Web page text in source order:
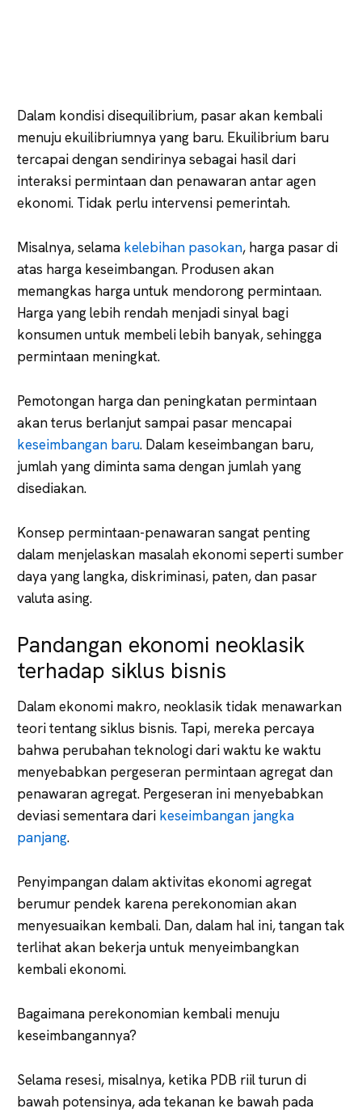
Dalam kondisi disequilibrium, pasar akan kembali
menuju ekuilibriumnya yang baru. Ekuilibrium baru
tercapai dengan sendirinya sebagai hasil dari
interaksi permintaan dan penawaran antar agen
ekonomi. Tidak perlu intervensi pemerintah.
Misalnya, selama kelebihan pasokan, harga pasar di
atas harga keseimbangan. Produsen akan
memangkas harga untuk mendorong permintaan.
Harga yang lebih rendah menjadi sinyal bagi
konsumen untuk membeli lebih banyak, sehingga
permintaan meningkat.
Pemotongan harga dan peningkatan permintaan
akan terus berlanjut sampai pasar mencapai
keseimbangan baru. Dalam keseimbangan baru,
jumlah yang diminta sama dengan jumlah yang
disediakan.
Konsep permintaan-penawaran sangat penting
dalam menjelaskan masalah ekonomi seperti sumber
daya yang langka, diskriminasi, paten, dan pasar
valuta asing.
Pandangan ekonomi neoklasik
terhadap siklus bisnis
Dalam ekonomi makro, neoklasik tidak menawarkan
teori tentang siklus bisnis. Tapi, mereka percaya
bahwa perubahan teknologi dari waktu ke waktu
menyebabkan pergeseran permintaan agregat dan
penawaran agregat. Pergeseran ini menyebabkan
deviasi sementara dari keseimbangan jangka
panjang.
Penyimpangan dalam aktivitas ekonomi agregat
berumur pendek karena perekonomian akan
menyesuaikan kembali. Dan, dalam hal ini, tangan tak
terlihat akan bekerja untuk menyeimbangkan
kembali ekonomi.
Bagaimana perekonomian kembali menuju
keseimbangannya?
Selama resesi, misalnya, ketika PDB riil turun di
bawah potensinya, ada tekanan ke bawah pada